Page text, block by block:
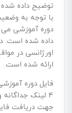
توضیح داده
با توجه به
دوره آموزشی
داده شده است.
اورژانسی در
ارائه شده است.
فایل دوره
جهت دریافت